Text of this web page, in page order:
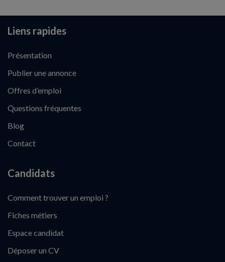
Liens rapides
Présentation
Publier une annonce
Offres d’emploi
Questions fréquentes
Blog
Contact
Candidats
Comment trouver un emploi ?
Fiches métiers
Espace candidat
Déposer un CV